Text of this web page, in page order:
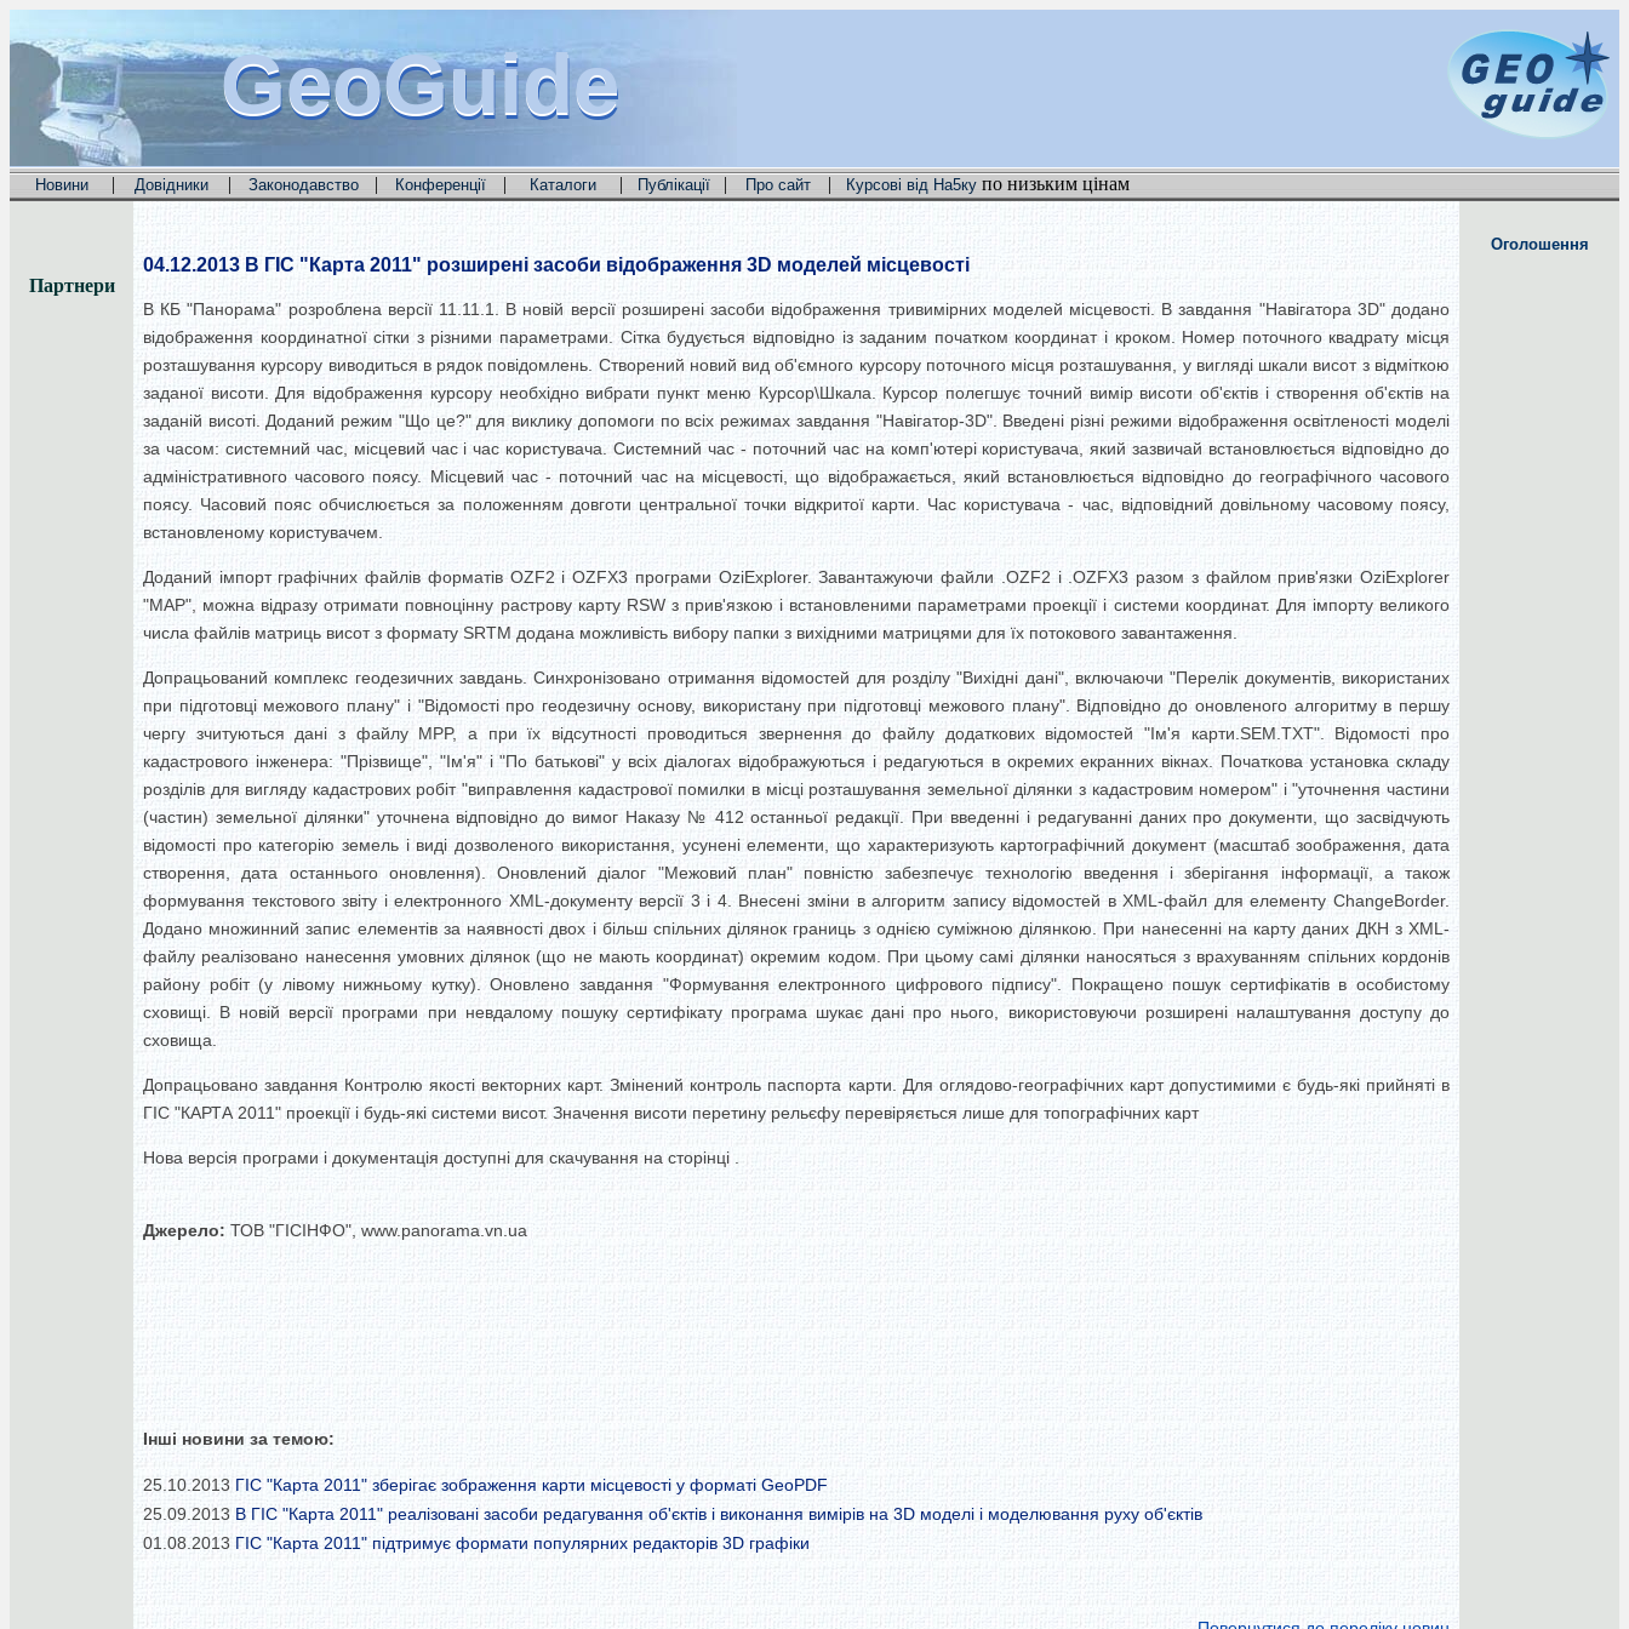
GeoGuide
GeoGuide
GeoGuide
Новини | Довідники | Законодавство | Конференції | Каталоги | Публікації | Про сайт | Курсові від На5ку по низьким цінам
Партнери
04.12.2013 В ГІС "Карта 2011" розширені засоби відображення 3D моделей місцевості
В КБ "Панорама" розроблена версії 11.11.1. В новій версії розширені засоби відображення тривимірних моделей місцевості. В завдання "Навігатора 3D" додано
відображення координатної сітки з різними параметрами. Сітка будується відповідно із заданим початком координат і кроком. Номер поточного квадрату місця
розташування курсору виводиться в рядок повідомлень. Створений новий вид об'ємного курсору поточного місця розташування, у вигляді шкали висот з відміткою
заданої висоти. Для відображення курсору необхідно вибрати пункт меню Курсор\Шкала. Курсор полегшує точний вимір висоти об'єктів і створення об'єктів на
заданій висоті. Доданий режим "Що це?" для виклику допомоги по всіх режимах завдання "Навігатор-3D". Введені різні режими відображення освітленості моделі
за часом: системний час, місцевий час і час користувача. Системний час - поточний час на комп'ютері користувача, який зазвичай встановлюється відповідно до
адміністративного часового поясу. Місцевий час - поточний час на місцевості, що відображається, який встановлюється відповідно до географічного часового
поясу. Часовий пояс обчислюється за положенням довготи центральної точки відкритої карти. Час користувача - час, відповідний довільному часовому поясу,
встановленому користувачем.
Доданий імпорт графічних файлів форматів OZF2 і OZFX3 програми OziExplorer. Завантажуючи файли .OZF2 і .OZFX3 разом з файлом прив'язки OziExplorer
"MAP", можна відразу отримати повноцінну растрову карту RSW з прив'язкою і встановленими параметрами проекції і системи координат. Для імпорту великого
числа файлів матриць висот з формату SRTM додана можливість вибору папки з вихідними матрицями для їх потокового завантаження.
Допрацьований комплекс геодезичних завдань. Синхронізовано отримання відомостей для розділу "Вихідні дані", включаючи "Перелік документів, використаних
при підготовці межового плану" і "Відомості про геодезичну основу, використану при підготовці межового плану". Відповідно до оновленого алгоритму в першу
чергу зчитуються дані з файлу MPP, а при їх відсутності проводиться звернення до файлу додаткових відомостей "Ім'я карти.SEM.TXT". Відомості про
кадастрового інженера: "Прізвище", "Ім'я" і "По батькові" у всіх діалогах відображуються і редагуються в окремих екранних вікнах. Початкова установка складу
розділів для вигляду кадастрових робіт "виправлення кадастрової помилки в місці розташування земельної ділянки з кадастровим номером" і "уточнення частини
(частин) земельної ділянки" уточнена відповідно до вимог Наказу № 412 останньої редакції. При введенні і редагуванні даних про документи, що засвідчують
відомості про категорію земель і виді дозволеного використання, усунені елементи, що характеризують картографічний документ (масштаб зоображення, дата
створення, дата останнього оновлення). Оновлений діалог "Межовий план" повністю забезпечує технологію введення і зберігання інформації, а також
формування текстового звіту і електронного XML-документу версії 3 і 4. Внесені зміни в алгоритм запису відомостей в XML-файл для елементу ChangeBorder.
Додано множинний запис елементів за наявності двох і більш спільних ділянок границь з однією суміжною ділянкою. При нанесенні на карту даних ДКН з XML-
файлу реалізовано нанесення умовних ділянок (що не мають координат) окремим кодом. При цьому самі ділянки наносяться з врахуванням спільних кордонів
району робіт (у лівому нижньому кутку). Оновлено завдання "Формування електронного цифрового підпису". Покращено пошук сертифікатів в особистому
сховищі. В новій версії програми при невдалому пошуку сертифікату програма шукає дані про нього, використовуючи розширені налаштування доступу до
сховища.
Допрацьовано завдання Контролю якості векторних карт. Змінений контроль паспорта карти. Для оглядово-географічних карт допустимими є будь-які прийняті в
ГІС "КАРТА 2011" проекції і будь-які системи висот. Значення висоти перетину рельєфу перевіряється лише для топографічних карт
Нова версія програми і документація доступні для скачування на сторінці .
Джерело: ТОВ "ГІСІНФО", www.panorama.vn.ua
Інші новини за темою:
25.10.2013 ГІС "Карта 2011" зберігає зображення карти місцевості у форматі GeoPDF
25.09.2013 В ГІС "Карта 2011" реалізовані засоби редагування об'єктів і виконання вимірів на 3D моделі і моделювання руху об'єктів
01.08.2013 ГІС "Карта 2011" підтримує формати популярних редакторів 3D графіки
Оголошення